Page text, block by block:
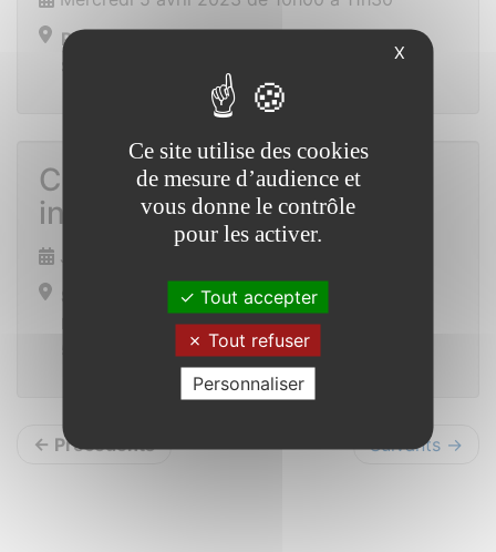
Place de la mairie
Conférence MSA sur les
intestins
Jeudi 6 avril 2023 de 20h00 à 22h00
Salle de l’écurie à la ferme de Coueslé
Lieu-dit Coueslé
← Précédents Suivants →
X
Ce site utilise des cookies
de mesure d’audience et
vous donne le contrôle
pour les activer.
Tout accepter
Tout refuser
Personnaliser